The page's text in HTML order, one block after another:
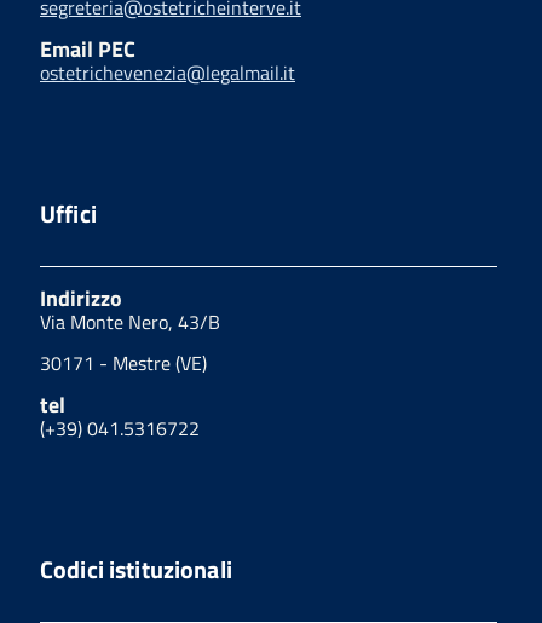
segreteria@ostetricheinterve.it
Email PEC
ostetrichevenezia@legalmail.it
Uffici
Indirizzo
Via Monte Nero, 43/B
30171 - Mestre (VE)
tel
(+39) 041.5316722
Codici istituzionali